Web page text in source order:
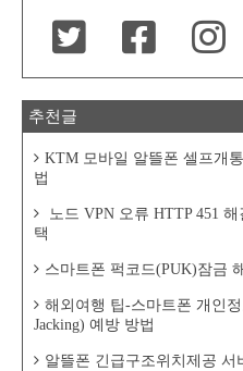
추천글
KTM 모바일 알뜰폰 셀프개
법
노드 VPN 오류 HTTP 451
택
스마트폰 퍽코드(PUK)잠금
해외여행 팁-스마트폰 개인
Jacking) 예방 방법
알뜰폰 긴급구조위치제공 서